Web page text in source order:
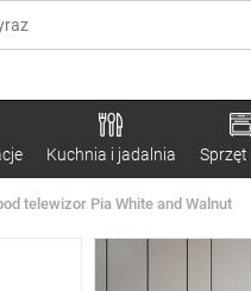
Kuchnia i jadalnia Sprzęt
telewizor Pia White and Walnut